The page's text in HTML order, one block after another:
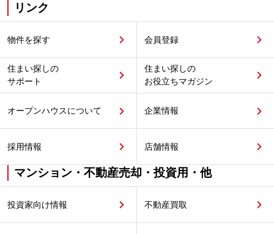
リンク
物件を探す 会員登録
住まい探しの
サポート
住まい探しの
お役立ちマガジン
オープンハウスについて 企業情報
採用情報 店舗情報
マンション・不動産売却・投資用・他
投資家向け情報 不動産買取